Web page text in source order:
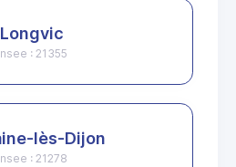
Longvic
: 21355
lès-Dijon
: 21278